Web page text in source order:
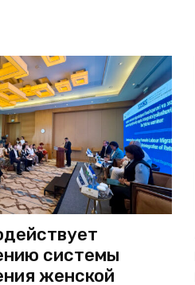
системы
женской